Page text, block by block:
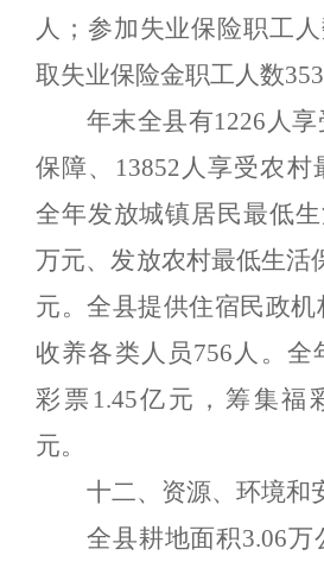
人；参加失业保险职工
取失业保险金职工人数353
年末全县有1226 人
保障、 13852 人享受农村
全年发放城镇居民最低
万元、发放农村最低生活
元。 全县提供住宿民政机
收养各类人员756 人。全
彩票 1.45亿元，筹集福
元。
十二、资源、环境和
全县耕地面积3.06万